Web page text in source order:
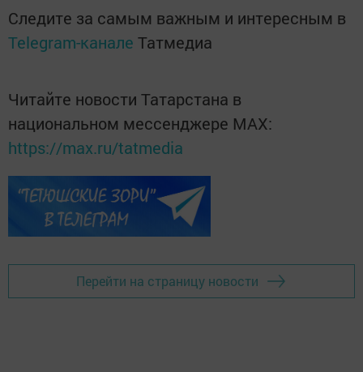
Следите за самым важным и интересным в
Telegram-канале Татмедиа
Читайте новости Татарстана в
национальном мессенджере MАХ:
https://max.ru/tatmedia
Перейти на страницу новости